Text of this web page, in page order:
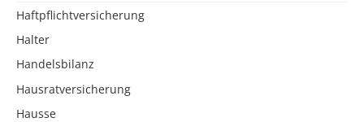
Haftpflichtversicherung
Halter
Handelsbilanz
Hausratversicherung
Hausse